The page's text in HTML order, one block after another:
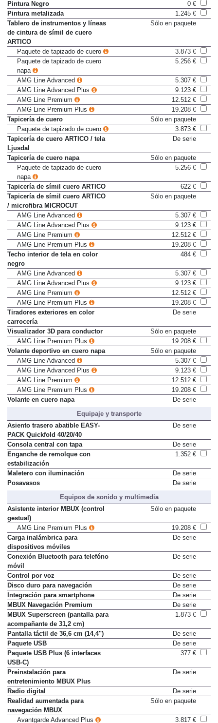
Pintura MANUFAKTUR gris alpino
4.357 €
Pintura Negro
0 €
Pintura metalizada
1.245 €
Tablero de instrumentos y líneas
de cintura de símil de cuero
ARTICO
Paquete de tapizado de cuero
3.873 €
Paquete de tapizado de cuero
napa
AMG Line Advanced
5.307 €
AMG Line Advanced Plus
9.123 €
AMG Line Premium
12.512 €
AMG Line Premium Plus
19.208 €
Tapicería de cuero
Sólo en paquete
Paquete de tapizado de cuero
3.873 €
Tapicería de cuero ARTICO / tela
Ljusdal
Tapicería de cuero napa
Sólo en paquete
Paquete de tapizado de cuero
napa
Tapicería de símil cuero ARTICO
622 €
Tapicería de símil cuero ARTICO
/ microfibra MICROCUT
AMG Line Advanced
5.307 €
AMG Line Advanced Plus
9.123 €
AMG Line Premium
12.512 €
AMG Line Premium Plus
19.208 €
Techo interior de tela en color
negro
AMG Line Advanced
5.307 €
AMG Line Advanced Plus
9.123 €
AMG Line Premium
12.512 €
AMG Line Premium Plus
19.208 €
Tiradores exteriores en color
carrocería
Visualizador 3D para conductor
Sólo en paquete
AMG Line Premium Plus
19.208 €
Volante deportivo en cuero napa
Sólo en paquete
AMG Line Advanced
5.307 €
AMG Line Advanced Plus
9.123 €
AMG Line Premium
12.512 €
AMG Line Premium Plus
19.208 €
Equipaje y transporte
Asiento trasero abatible EASY-
PACK Quickfold 40/20/40
Consola central con tapa
De serie
Enganche de remolque con
estabilización
Maletero con iluminación
De serie
Equipos de sonido y multimedia
Asistente interior MBUX (control
gestual)
AMG Line Premium Plus
19.208 €
Carga inalámbrica para
dispositivos móviles
Conexión Bluetooth para telefóno
móvil
Control por voz
De serie
Disco duro para navegación
De serie
Integración para smartphone
De serie
MBUX Navegación Premium
De serie
MBUX Superscreen (pantalla para
acompañante de 31,2 cm)
Pantalla táctil de 36,6 cm (14,4")
De serie
Paquete USB
De serie
Paquete USB Plus (6 interfaces
USB-C)
Preinstalación para
entretenimiento MBUX Plus
Radio digital
De serie
Realidad aumentada para
navegación MBUX